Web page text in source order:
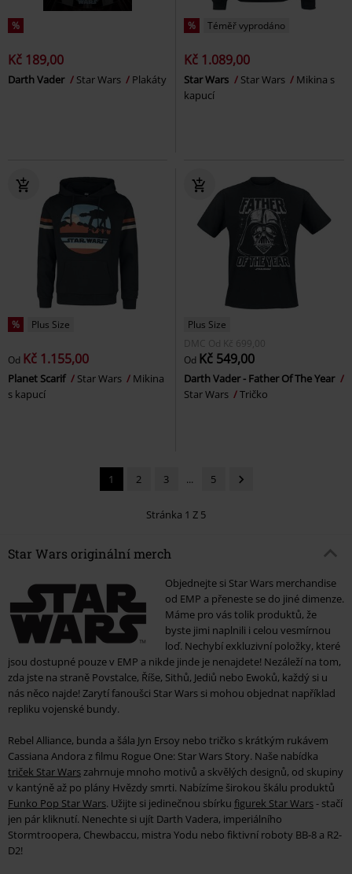
%
Kč 189,00
Darth Vader Star Wars Plakáty
% Téměř vyprodáno
Kč 1.089,00
Star Wars Star Wars
Mikina s
kapucí
% Plus Size
Od Kč 1.155,00
Planet Scarif Star Wars
Mikina
s kapucí
Plus Size
DMC Od Kč 699,00
Od Kč 549,00
Darth Vader - Father Of The Year
Star Wars
Tričko
1 2 3 ... 5
Stránka 1 Z 5
Star Wars originální merch
Objednejte si Star Wars merchandise
od EMP a přeneste se do jiné dimenze.
Máme pro vás tolik produktů, že
byste jimi naplnili i celou vesmírnou
loď. Nechybí exkluzivní položky, které
jsou dostupné pouze v EMP a nikde jinde je nenajdete! Nezáleží na tom,
zda jste na straně Povstalce, Říše, Sithů, Jediů nebo Ewoků, každý si u
nás něco najde! Zarytí fanoušci Star Wars si mohou objednat například
repliku vojenské bundy.
Rebel Alliance, bunda a šála Jyn Ersoy nebo tričko s krátkým rukávem
Cassiana Andora z filmu Rogue One: Star Wars Story. Naše nabídka
triček Star Warszahrnuje mnoho motivů a skvělých designů, od skupiny
v kantýně až po plány Hvězdy smrti. Nabízíme širokou škálu produktů
Funko Pop Star Wars. Užijte si jedinečnou sbírku figurek Star Wars- stačí
jen pár kliknutí. Nenechte si ujít Darth Vadera, imperiálního
Stormtroopera, Chewbaccu, mistra Yodu nebo fiktivní roboty BB-8 a R2-
D2!